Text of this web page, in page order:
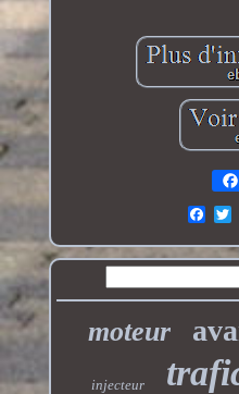
moteur
injecteur